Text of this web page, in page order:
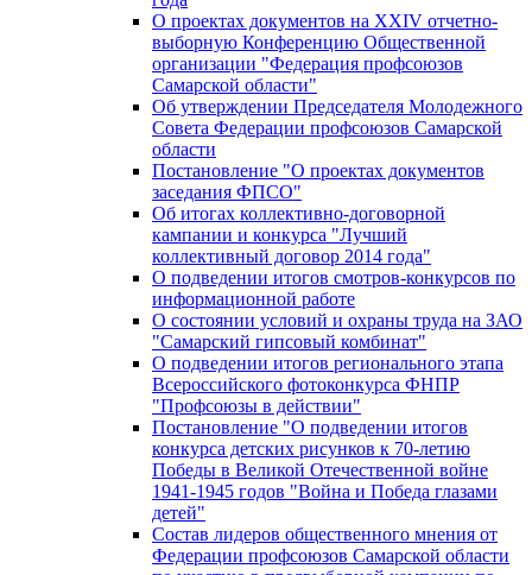
О проектах документов на XXIV отчетно-
выборную Конференцию Общественной
организации "Федерация профсоюзов
Самарской области"
Об утверждении Председателя Молодежного
Совета Федерации профсоюзов Самарской
области
Постановление "О проектах документов
заседания ФПСО"
Об итогах коллективно-договорной
кампании и конкурса "Лучший
коллективный договор 2014 года"
О подведении итогов смотров-конкурсов по
информационной работе
О состоянии условий и охраны труда на ЗАО
"Самарский гипсовый комбинат"
О подведении итогов регионального этапа
Всероссийского фотоконкурса ФНПР
"Профсоюзы в действии"
Постановление "О подведении итогов
конкурса детских рисунков к 70-летию
Победы в Великой Отечественной войне
1941-1945 годов "Война и Победа глазами
детей"
Состав лидеров общественного мнения от
Федерации профсоюзов Самарской области